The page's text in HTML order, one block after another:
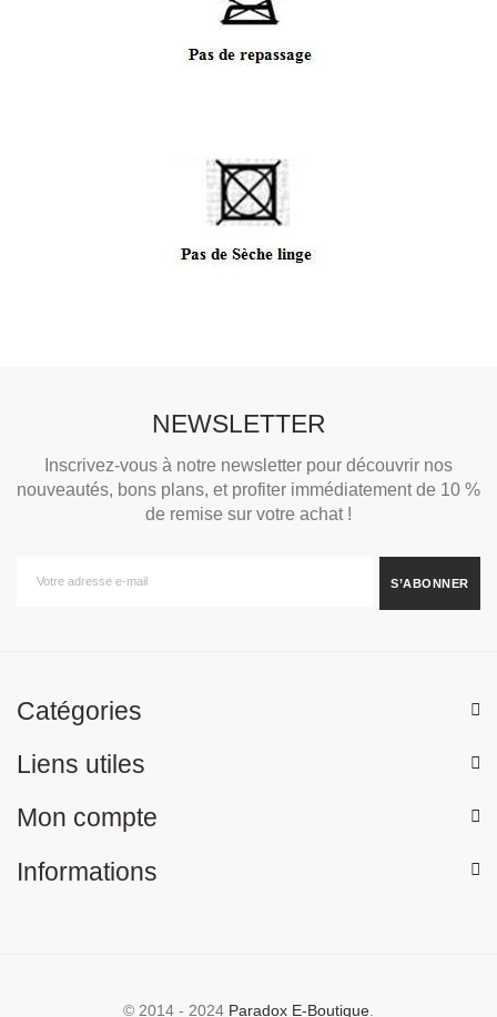
NEWSLETTER
Inscrivez-vous à notre newsletter pour découvrir nos
nouveautés, bons plans, et profiter immédiatement de 10 %
de remise sur votre achat !
Catégories
Liens utiles
Mon compte
Informations
© 2014 - 2024 Paradox E-Boutique